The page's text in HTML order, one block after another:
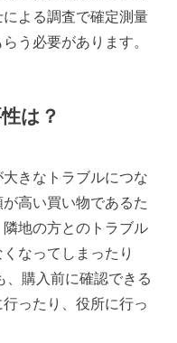
よる調査で確定測量
う必要があります。
は？
きなトラブルにつな
高い買い物であるた
地の方とのトラブル
なってしまったり
、購入前に確認できる
ったり、役所に行っ